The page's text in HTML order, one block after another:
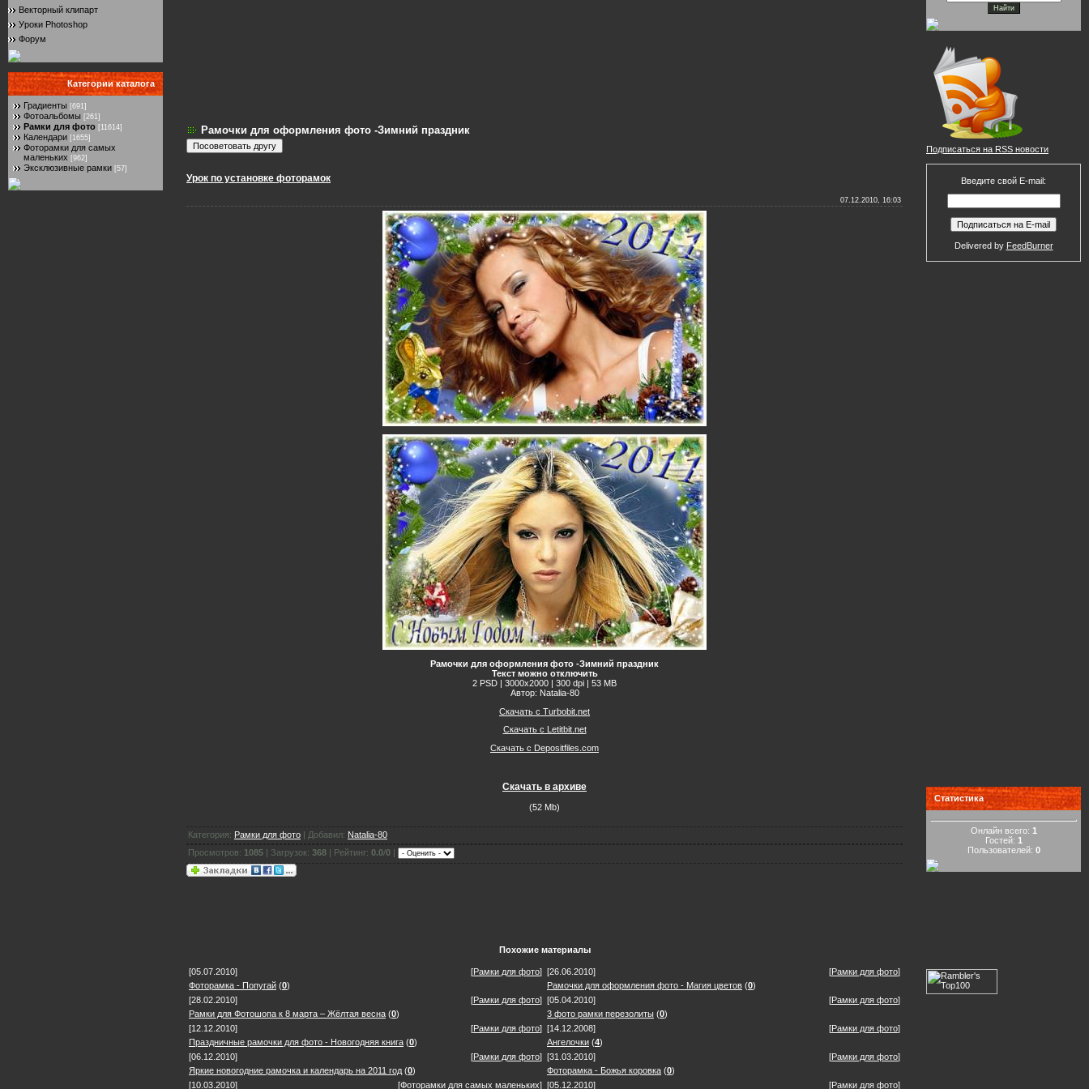
Векторный клипарт
Уроки Photoshop
Форум
Категории каталога
Градиенты [691]
Фотоальбомы [261]
Рамки для фото [11614]
Календари [1655]
Фоторамки для самых
маленьких [962]
Эксклюзивные рамки [57]
Рамочки для оформления фото -Зимний праздник
Урок по установке фоторамок
07.12.2010, 16:03
Рамочки для оформления фото -Зимний праздник
Текст можно отключить
2 PSD | 3000x2000 | 300 dpi | 53 MB
Автор: Natalia-80
Скачать с Turbobit.net
Скачать с Letitbit.net
Скачать с Depositfiles.com
Скачать в архиве
(52 Mb)
Категория: Рамки для фото | Добавил: Natalia-80
Просмотров: 1085 | Загрузок: 368 | Рейтинг: 0.0/0 |
Похожие материалы
[05.07.2010] [Рамки для фото]
Фоторамка - Попугай (0)
[26.06.2010] [Рамки для фото]
Рамочки для оформления фото - Магия цветов (0)
[28.02.2010]
[Рамки для фото]
Рамки для Фотошопа к 8 марта – Жёлтая весна (0)
[05.04.2010] [Рамки для фото]
3 фото рамки перезолиты (0)
[12.12.2010]
[Рамки для фото]
Праздничные рамочки для фото - Новогодняя книга (0)
[14.12.2008] [Рамки для фото]
Ангелочки (4)
[06.12.2010]
[Рамки для фото]
Яркие новогодние рамочка и календарь на 2011 год (0)
[31.03.2010] [Рамки для фото]
Фоторамка - Божья коровка (0)
[10.03.2010]
[Фоторамки для самых маленьких] [05.12.2010] [Рамки для фото]
Подписаться на RSS новости
Введите свой E-mail:
Delivered by FeedBurner
Статистика
Онлайн всего: 1
Гостей: 1
Пользователей: 0